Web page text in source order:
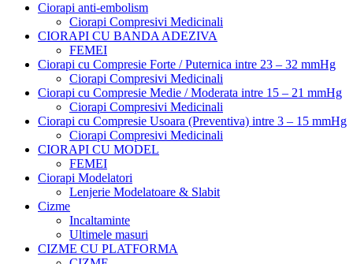
Ciorapi anti-embolism
Ciorapi Compresivi Medicinali
CIORAPI CU BANDA ADEZIVA
FEMEI
Ciorapi cu Compresie Forte / Puternica intre 23 – 32 mmHg
Ciorapi Compresivi Medicinali
Ciorapi cu Compresie Medie / Moderata intre 15 – 21 mmHg
Ciorapi Compresivi Medicinali
Ciorapi cu Compresie Usoara (Preventiva) intre 3 – 15 mmHg
Ciorapi Compresivi Medicinali
CIORAPI CU MODEL
FEMEI
Ciorapi Modelatori
Lenjerie Modelatoare & Slabit
Cizme
Incaltaminte
Ultimele masuri
CIZME CU PLATFORMA